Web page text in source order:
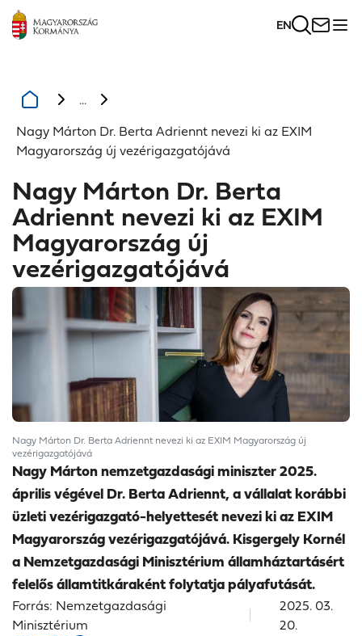
EN
...
Nagy Márton Dr. Berta Adriennt nevezi ki az EXIM
Magyarország új vezérigazgatójává
Nagy Márton Dr. Berta
Adriennt nevezi ki az EXIM
Magyarország új
vezérigazgatójává
Nagy Márton Dr. Berta Adriennt nevezi ki az EXIM Magyarország új
vezérigazgatójává
Nagy Márton nemzetgazdasági miniszter 2025.
április végével Dr. Berta Adriennt, a vállalat korábbi
üzleti vezérigazgató-helyettesét nevezi ki az EXIM
Magyarország vezérigazgatójává. Kisgergely Kornél
a Nemzetgazdasági Minisztérium államháztartásért
felelős államtitkáraként folytatja pályafutását.
Forrás: Nemzetgazdasági
Minisztérium
2025. 03.
20.